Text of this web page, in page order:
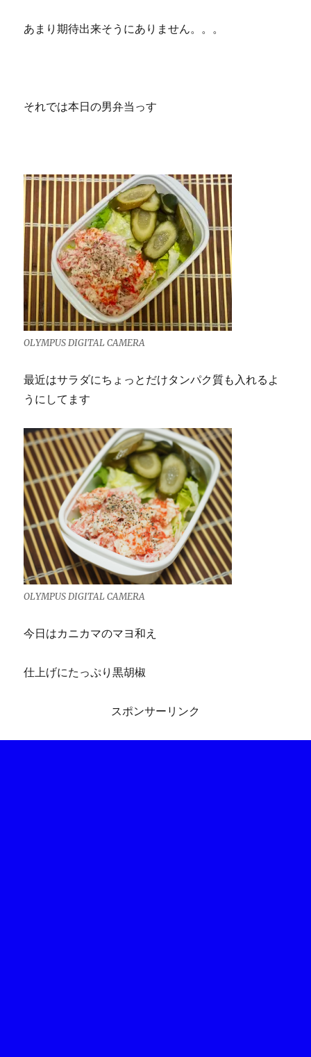
あまり期待出来そうにありません。。。
それでは本日の男弁当っす
OLYMPUS DIGITAL CAMERA
最近はサラダにちょっとだけタンパク質も入れるよ
うにしてます
OLYMPUS DIGITAL CAMERA
今日はカニカマのマヨ和え
仕上げにたっぷり黒胡椒
スポンサーリンク